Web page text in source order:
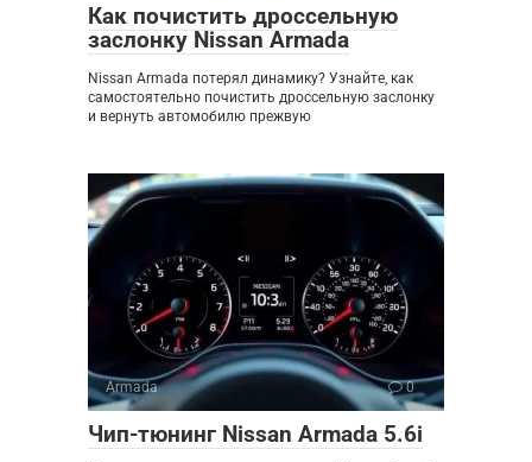
Как почистить дроссельную
заслонку Nissan Armada
Nissan Armada потерял динамику? Узнайте, как
самостоятельно почистить дроссельную заслонку
и вернуть автомобилю прежвую
Armada 0
Чип-тюнинг Nissan Armada 5.6i